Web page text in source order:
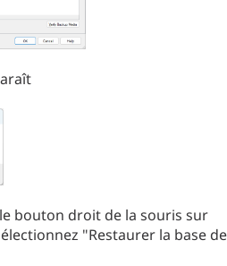
bouton droit de la souris sur
"Restaurer la base de